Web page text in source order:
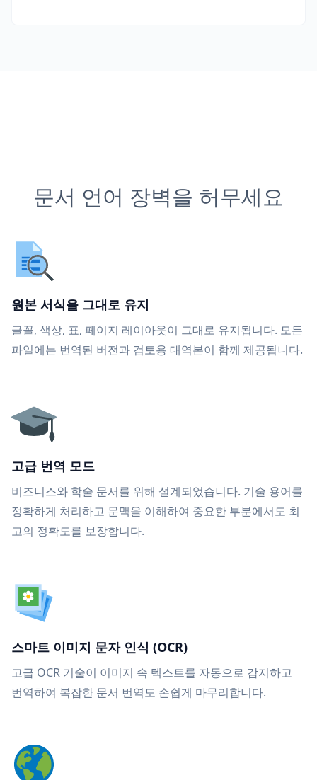
문서 언어 장벽을 허무세요
원본 서식을 그대로 유지
글꼴, 색상, 표, 페이지 레이아웃이 그대로 유지됩니다. 모든
파일에는 번역된 버전과 검토용 대역본이 함께 제공됩니다.
고급 번역 모드
비즈니스와 학술 문서를 위해 설계되었습니다. 기술 용어를
정확하게 처리하고 문맥을 이해하여 중요한 부분에서도 최
고의 정확도를 보장합니다.
스마트 이미지 문자 인식 (OCR)
고급 OCR 기술이 이미지 속 텍스트를 자동으로 감지하고
번역하여 복잡한 문서 번역도 손쉽게 마무리합니다.